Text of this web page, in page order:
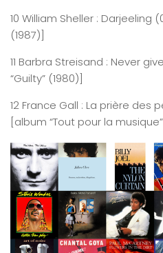
10 William Sheller : Darjeeling
(1987)]
11 Barbra Streisand : Never give
“Guilty” (1980)]
12 France Gall : La prière des
[album “Tout pour la musique”